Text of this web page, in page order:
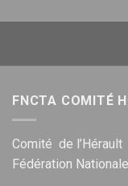
FNCTA COMITÉ
Comité de l’Hérault
Fédération